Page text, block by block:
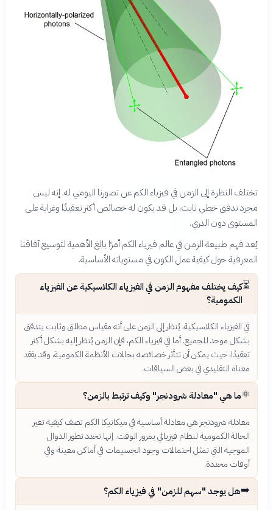
تختلف النظرة إلى الزمن في فيزياء الكم عن تصورنا اليومي له. إنه ليس
مجرد تدفق خطي ثابت، بل قد يكون له خصائص أكثر تعقيدًا وغرابة على
المستوى دون الذري.
يُعد فهم طبيعة الزمن في عالم فيزياء الكم أمرًا بالغ الأهمية لتوسيع آفاقنا
المعرفية حول كيفية عمل الكون في مستوياته الأساسية.
⏳كيف يختلف مفهوم الزمن في الفيزياء الكلاسيكية عن الفيزياء
الكمومية؟
في الفيزياء الكلاسيكية، يُنظر إلى الزمن على أنه مقياس مطلق وثابت يتدفق
بشكل موحد للجميع. أما في فيزياء الكم، فإن الزمن يُنظر إليه بشكل أكثر
تعقيدًا، حيث يمكن أن تتأثر خصائصه بحالات الأنظمة الكمومية، وقد يفقد
معناه التقليدي في بعض السياقات.
⚛️ما هي "معادلة شرودنجر" وكيف ترتبط بالزمن؟
معادلة شرودنجر هي معادلة أساسية في ميكانيكا الكم تصف كيفية تغير
الحالة الكمومية لنظام فيزيائي بمرور الوقت. إنها تحدد تطور الدوال
الموجية التي تمثل احتمالات وجود الجسيمات في أماكن معينة وفي
أوقات محددة.
➡️هل يوجد "سهم للزمن" في فيزياء الكم؟